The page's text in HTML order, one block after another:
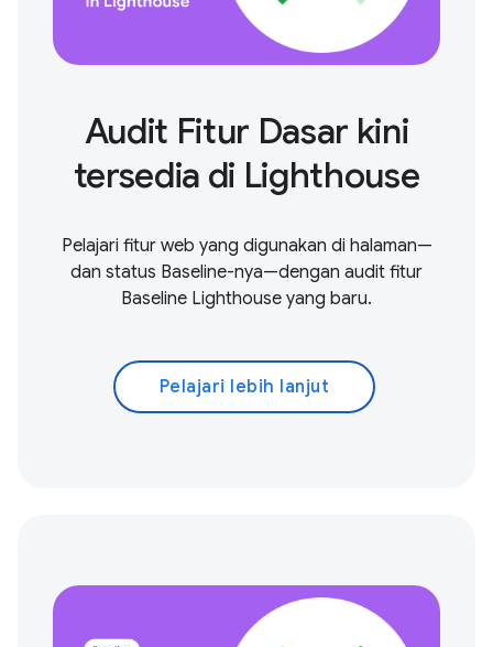
Audit Fitur Dasar kini
tersedia di Lighthouse
Pelajari fitur web yang digunakan di halaman—
dan status Baseline-nya—dengan audit fitur
Baseline Lighthouse yang baru.
Pelajari lebih lanjut